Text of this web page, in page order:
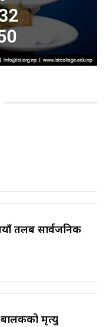
तलब सार्वजनिक
बालकको मृत्यु